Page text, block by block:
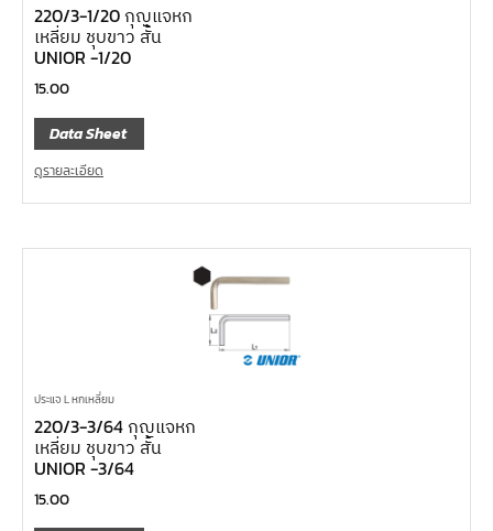
220/3-1/20 กุญแจหก
เหลี่ยม ชุบขาว สั้น
UNIOR -1/20
15.00
Data Sheet
ดูรายละเอียด
ประแจ L หกเหลี่ยม
220/3-3/64 กุญแจหก
เหลี่ยม ชุบขาว สั้น
UNIOR -3/64
15.00